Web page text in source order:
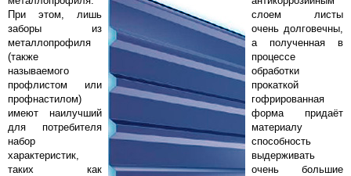
При этом, лишь
заборы из
металлопрофиля
(также
называемого
профлистом или
профнастилом)
имеют наилучший
для потребителя
набор
характеристик,
таких как
слоем листы
очень долговечны,
а полученная в
процессе
обработки
прокаткой
гофрированная
форма придаёт
материалу
способность
выдерживать
очень большие